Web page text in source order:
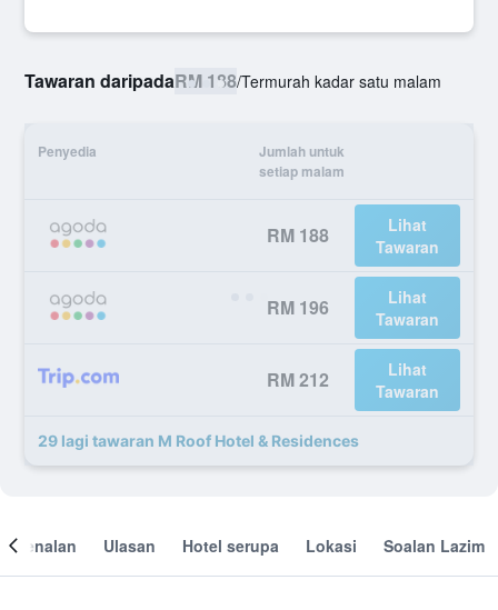
Tawaran daripadaRM 188/Termurah kadar satu malam
Penyedia
Jumlah untuk
setiap malam
RM 188
Lihat
Tawaran
RM 196
Lihat
Tawaran
RM 212
Lihat
Tawaran
29 lagi tawaran M Roof Hotel & Residences
Ulasan Hotel serupa Lokasi Soalan Lazim